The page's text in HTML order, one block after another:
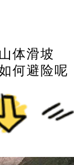
体滑坡
何避险呢